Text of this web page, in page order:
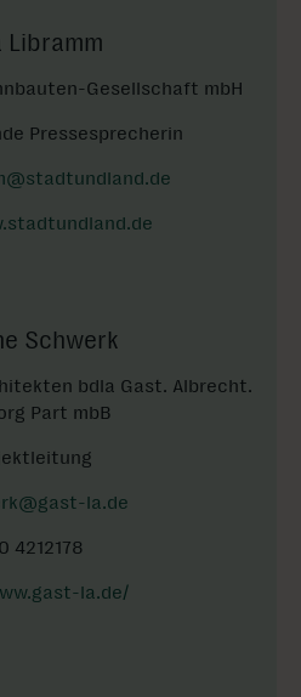
Libramm
Gesellschaft mbH
Pressesprecherin
Schwerk
bdla Gast. Albrecht.
Part mbB
la.de
4212178
la.de/